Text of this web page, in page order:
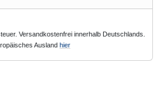
Versandkostenfrei innerhalb Deutschlands.
Ausland hier